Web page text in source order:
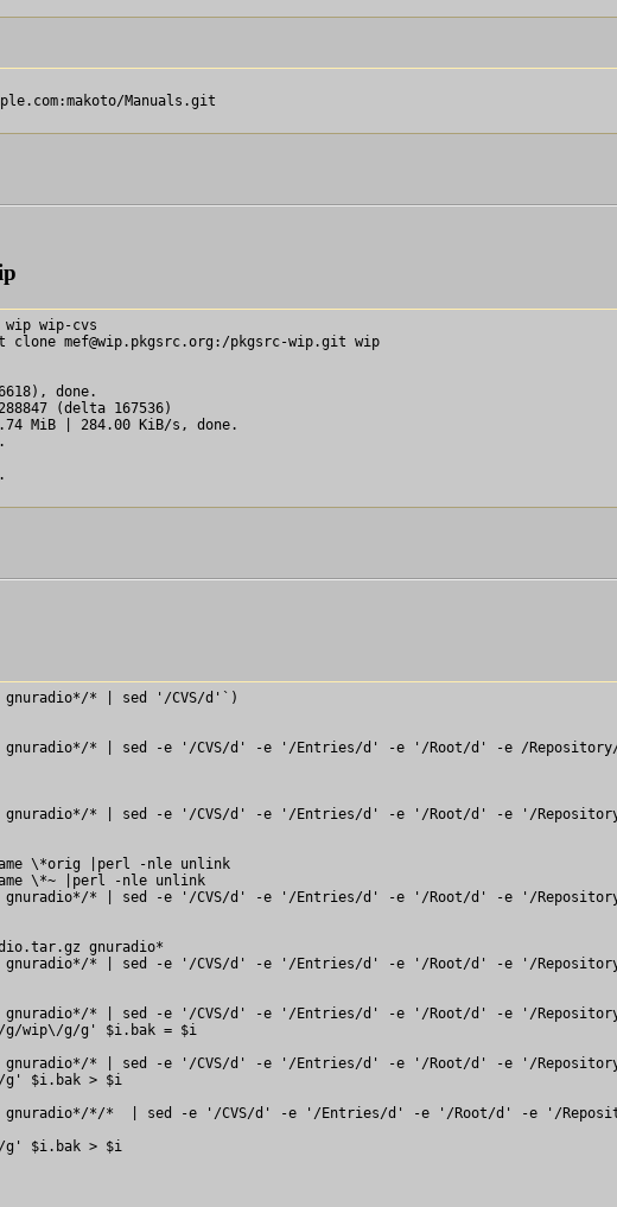
Manuals.git
wip wip-cvs
clone mef@wip.pkgsrc.org:/pkgsrc-wip.git wip
done.
(delta 167536)
MiB | 284.00 KiB/s, done.
* | sed '/CVS/d'`)
* | sed -e '/CVS/d' -e '/Entries/d' -e '/Root/d' -e /
* | sed -e '/CVS/d' -e '/Entries/d' -e '/Root/d' -e '/
gnuradio*/* -name \*orig |perl -nle
find gnuradio*/* -name \*~ |perl -nle
* | sed -e '/CVS/d' -e '/Entries/d' -e '/Root/d' -e '/
tar zcvf /tmp/gnuradio.tar.gz
* | sed -e '/CVS/d' -e '/Entries/d' -e '/Root/d' -e '/
* | sed -e '/CVS/d' -e '/Entries/d' -e '/Root/d' -e '/
g/wip\/g/g' $i.bak = $i
* | sed -e '/CVS/d' -e '/Entries/d' -e '/Root/d' -e '/
g' $i.bak > $i
*/*  | sed -e '/CVS/d' -e '/Entries/d' -e '/Root/d' -e '/
g' $i.bak > $i